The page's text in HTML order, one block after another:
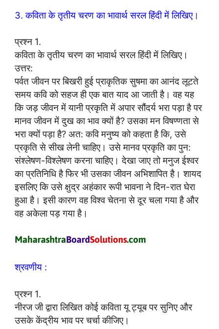
3. कविता के तृतीय चरण का भावार्थ सरल हिंदी में लिखिए।
प्रश्न 1.
कविता के तृतीय चरण का भावार्थ सरल हिंदी में लिखिए।
उत्तर:
पर्वत जीवन पर बिखरी हुई प्राकृतिक सुषमा का आनंद लूटते
समय कवि को सहज ही एक बात याद आ जाती है। वह यह
कि जड़ जीवन में यानी प्रकृति में अपार सौंदर्य भरा पड़ा है पर
मानव जीवन में दुख का भाव क्यों है? उसका मन विषण्णता से
भरा क्यों पड़ा है? अत: कवि मनुष्य को कहता है कि, उसे
प्रकृति से सीख लेनी चाहिए। उसे मानव प्रकृति का पुन:
संश्लेषण-विश्लेषण करना चाहिए। देखा जाए तो मनुज ईश्वर
का प्रतिनिधि है फिर भी उसका जीवन अभिशापित है। शायद
इसलिए कि उसे क्षुद्र अहंकार रूपी भावना ने दिन-रात घेरा
हुआ है। इसी कारण वह विश्व चेतना से दूर चला गया है और
वह अकेला पड़ गया है।
श्रवणीय :
प्रश्न 1.
नीरज जी द्वारा लिखित कोई कविता यू ट्यूब पर सुनिए और
उसके केंद्रीय भाव पर चर्चा कीजिए।